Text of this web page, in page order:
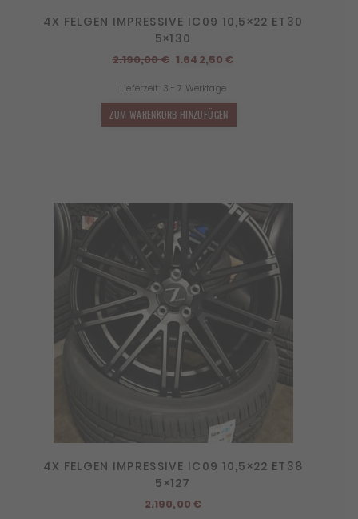
4X FELGEN IMPRESSIVE IC09 10,5×22 ET30
5×130
2.190,00€ Ursprünglicher
war:
2.190,00 €
1.642,50€Aktueller
Lieferzeit: 3 - 7 Werktage
ZUM WARENKORB HINZUFÜGEN
4X FELGEN IMPRESSIVE IC09 10,5×22 ET38
5×127
2.190,00€